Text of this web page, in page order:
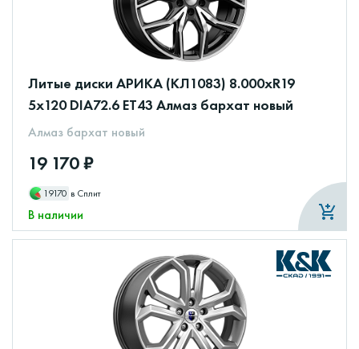
Литые диски АРИКА (КЛ1083) 8.000xR19
5x120 DIA72.6 ET43 Алмаз бархат новый
Алмаз бархат новый
19 170 ₽
19170 в Сплит
В наличии